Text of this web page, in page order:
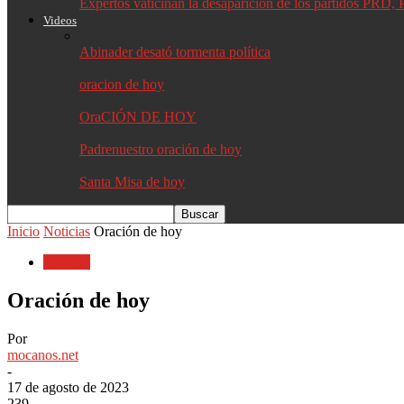
Expertos vaticinan la desaparición de los partidos PRD,
Videos
Abinader desató tormenta política
oracion de hoy
OraCIÓN DE HOY
Padrenuestro oración de hoy
Santa Misa de hoy
Inicio Noticias Oración de hoy
Oración de hoy
Por
mocanos.net
-
17 de agosto de 2023